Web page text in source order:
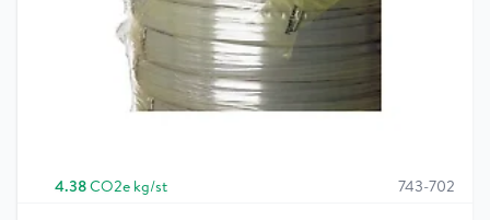
743-702
4.38CO2e kg/st